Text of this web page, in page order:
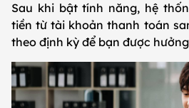
Sau khi bật tính năng, hệ
tiền từ tài khoản thanh toán
theo định kỳ để bạn được